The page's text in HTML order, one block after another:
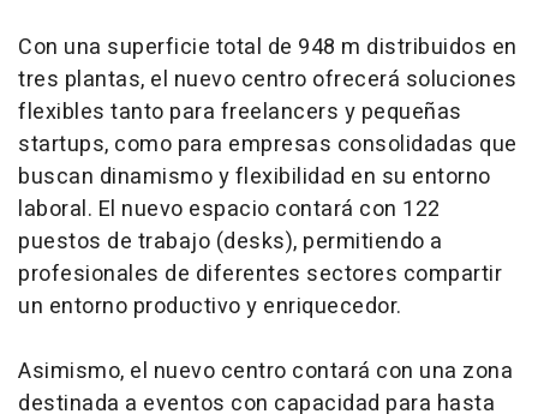
Con una superficie total de 948 m distribuidos en
tres plantas, el nuevo centro ofrecerá soluciones
flexibles tanto para freelancers y pequeñas
startups, como para empresas consolidadas que
buscan dinamismo y flexibilidad en su entorno
laboral. El nuevo espacio contará con 122
puestos de trabajo (desks), permitiendo a
profesionales de diferentes sectores compartir
un entorno productivo y enriquecedor.
Asimismo, el nuevo centro contará con una zona
destinada a eventos con capacidad para hasta